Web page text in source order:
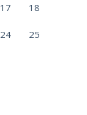
17 18
24 25